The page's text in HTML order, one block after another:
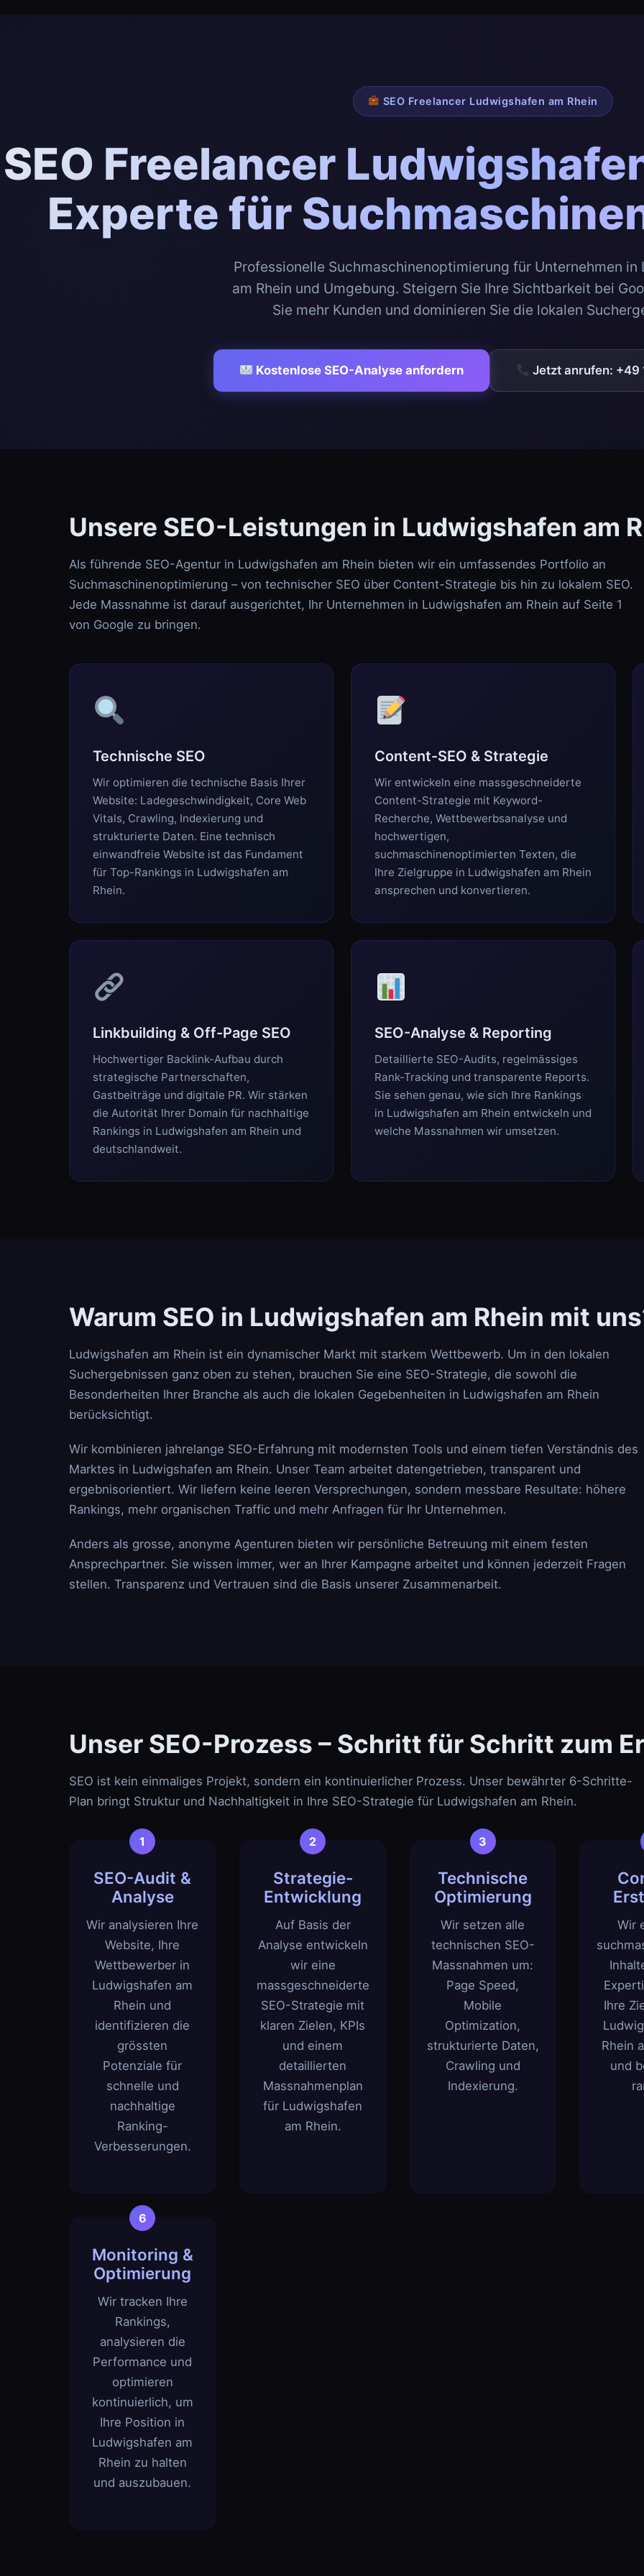
SEO Freelancer Ludwigshafen am Rhein
SEO Freelancer
Experte für
Professionelle Suchmaschinenoptimierung für Unternehmen in
am Rhein und Umgebung. Steigern Sie Ihre Sichtbarkeit bei
Sie mehr Kunden und dominieren Sie die lokalen
Kostenlose SEO-Analyse anfordern Jetzt anrufen: +49
Unsere SEO-Leistungen in Ludwigshafen am
Als führende SEO-Agentur in Ludwigshafen am Rhein bieten wir ein umfassendes Portfolio an
Suchmaschinenoptimierung – von technischer SEO über Content-Strategie bis hin zu lokalem SEO.
Jede Massnahme ist darauf ausgerichtet, Ihr Unternehmen in Ludwigshafen am Rhein auf Seite 1
von Google zu bringen.
Technische SEO
Wir optimieren die technische Basis Ihrer
Website: Ladegeschwindigkeit, Core Web
Vitals, Crawling, Indexierung und
strukturierte Daten. Eine technisch
einwandfreie Website ist das Fundament
für Top-Rankings in Ludwigshafen am
Rhein.
Content-SEO & Strategie
Wir entwickeln eine massgeschneiderte
Content-Strategie mit Keyword-
Recherche, Wettbewerbsanalyse und
hochwertigen,
suchmaschinenoptimierten Texten, die
Ihre Zielgruppe in Ludwigshafen am Rhein
ansprechen und konvertieren.
Linkbuilding & Off-Page SEO
Hochwertiger Backlink-Aufbau durch
strategische Partnerschaften,
Gastbeiträge und digitale PR. Wir stärken
die Autorität Ihrer Domain für nachhaltige
Rankings in Ludwigshafen am Rhein und
deutschlandweit.
SEO-Analyse & Reporting
Detaillierte SEO-Audits, regelmässiges
Rank-Tracking und transparente Reports.
Sie sehen genau, wie sich Ihre Rankings
in Ludwigshafen am Rhein entwickeln und
welche Massnahmen wir umsetzen.
Warum SEO in Ludwigshafen am Rhein mit
Ludwigshafen am Rhein ist ein dynamischer Markt mit starkem Wettbewerb. Um in den lokalen
Suchergebnissen ganz oben zu stehen, brauchen Sie eine SEO-Strategie, die sowohl die
Besonderheiten Ihrer Branche als auch die lokalen Gegebenheiten in Ludwigshafen am Rhein
berücksichtigt.
Wir kombinieren jahrelange SEO-Erfahrung mit modernsten Tools und einem tiefen Verständnis des
Marktes in Ludwigshafen am Rhein. Unser Team arbeitet datengetrieben, transparent und
ergebnisorientiert. Wir liefern keine leeren Versprechungen, sondern messbare Resultate: höhere
Rankings, mehr organischen Traffic und mehr Anfragen für Ihr Unternehmen.
Anders als grosse, anonyme Agenturen bieten wir persönliche Betreuung mit einem festen
Ansprechpartner. Sie wissen immer, wer an Ihrer Kampagne arbeitet und können jederzeit Fragen
stellen. Transparenz und Vertrauen sind die Basis unserer Zusammenarbeit.
Unser SEO-Prozess – Schritt für Schritt zum
SEO ist kein einmaliges Projekt, sondern ein kontinuierlicher Prozess. Unser bewährter 6-Schritte-
Plan bringt Struktur und Nachhaltigkeit in Ihre SEO-Strategie für Ludwigshafen am Rhein.
SEO-Audit &
Analyse
Wir analysieren Ihre
Website, Ihre
Wettbewerber in
Ludwigshafen am
Rhein und
identifizieren die
grössten
Potenziale für
schnelle und
nachhaltige
Ranking-
Verbesserungen.
Strategie-
Entwicklung
Auf Basis der
Analyse entwickeln
wir eine
massgeschneiderte
SEO-Strategie mit
klaren Zielen, KPIs
und einem
detaillierten
Massnahmenplan
für Ludwigshafen
am Rhein.
Technische
Optimierung
Wir setzen alle
technischen SEO-
Massnahmen um:
Page Speed,
Mobile
Optimization,
strukturierte Daten,
Crawling und
Indexierung.
Wir
Ihre
Rhein
und
Monitoring &
Optimierung
Wir tracken Ihre
Rankings,
analysieren die
Performance und
optimieren
kontinuierlich, um
Ihre Position in
Ludwigshafen am
Rhein zu halten
und auszubauen.